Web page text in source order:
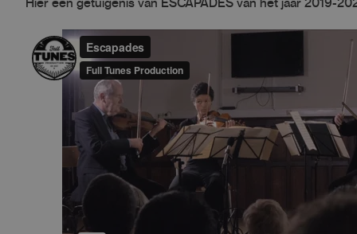
Hier een getuigenis van ESCAPADES van het jaar 2019-